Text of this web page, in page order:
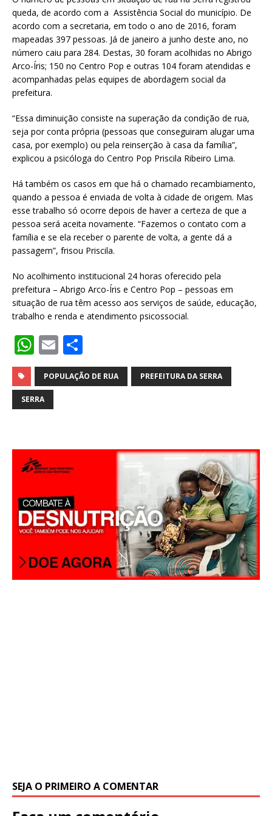
at
s
A
p
p
ai
l
ar
e
queda, de acordo com a Assistência Social do município. De
acordo com a secretaria, em todo o ano de 2016, foram
mapeadas 397 pessoas. Já de janeiro a junho deste ano, no
número caiu para 284. Destas, 30 foram acolhidas no Abrigo
Arco-Íris; 150 no Centro Pop e outras 104 foram atendidas e
acompanhadas pelas equipes de abordagem social da
prefeitura.
“Essa diminuição consiste na superação da condição de rua,
seja por conta própria (pessoas que conseguiram alugar uma
casa, por exemplo) ou pela reinserção à casa da família”,
explicou a psicóloga do Centro Pop Priscila Ribeiro Lima.
Há também os casos em que há o chamado recambiamento,
quando a pessoa é enviada de volta à cidade de origem. Mas
esse trabalho só ocorre depois de haver a certeza de que a
pessoa será aceita novamente. “Fazemos o contato com a
família e se ela receber o parente de volta, a gente dá a
passagem”, frisou Priscila.
No acolhimento institucional 24 horas oferecido pela
prefeitura – Abrigo Arco-Íris e Centro Pop – pessoas em
situação de rua têm acesso aos serviços de saúde, educação,
trabalho e renda e atendimento psicossocial.
W
h
at
s
p
E
m
ai
h
ar
POPULAÇÃO DE RUA PREFEITURA DA SERRA
SERRA
SEJA O PRIMEIRO A COMENTAR